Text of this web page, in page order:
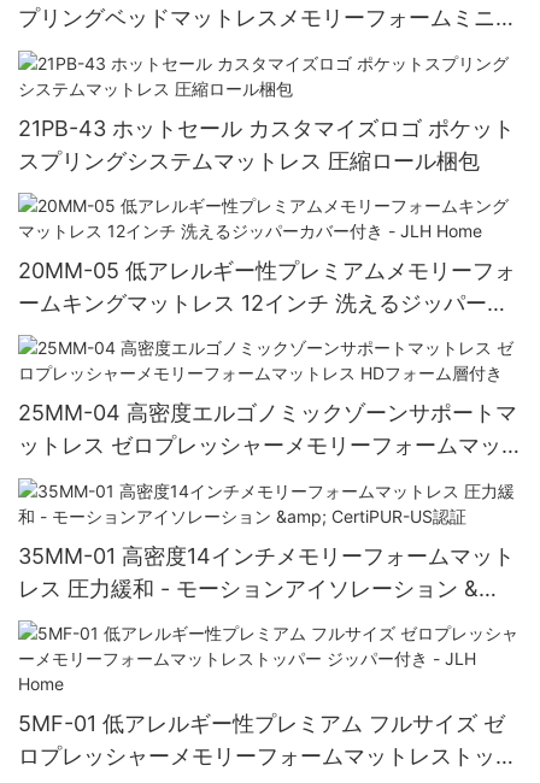
プリングベッドマットレスメモリーフォームミニポ
ケットスプリングマットレス睡眠用
21PB-43 ホットセール カスタマイズロゴ ポケット
スプリングシステムマットレス 圧縮ロール梱包
20MM-05 低アレルギー性プレミアムメモリーフォ
ームキングマットレス 12インチ 洗えるジッパーカ
バー付き - JLH Home
25MM-04 高密度エルゴノミックゾーンサポートマ
ットレス ゼロプレッシャーメモリーフォームマッ
トレス HDフォーム層付き
35MM-01 高密度14インチメモリーフォームマット
レス 圧力緩和 - モーションアイソレーション &
CertiPUR-US認証
5MF-01 低アレルギー性プレミアム フルサイズ ゼ
ロプレッシャーメモリーフォームマットレストッパ